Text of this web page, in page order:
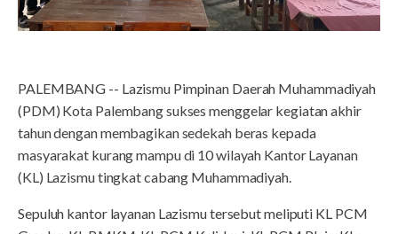
PALEMBANG -- Lazismu Pimpinan Daerah Muhammadiyah
(PDM) Kota Palembang sukses menggelar kegiatan akhir
tahun dengan membagikan sedekah beras kepada
masyarakat kurang mampu di 10 wilayah Kantor Layanan
(KL) Lazismu tingkat cabang Muhammadiyah.
Sepuluh kantor layanan Lazismu tersebut meliputi KL PCM